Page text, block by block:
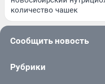
количество чашек
Сообщить новость
Рубрики